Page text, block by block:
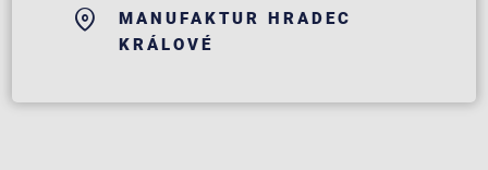
MANUFAKTUR HRADEC
KRÁLOVÉ